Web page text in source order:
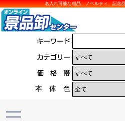
名入れ可能な粗品、ノベルティ、記念
本 体 色